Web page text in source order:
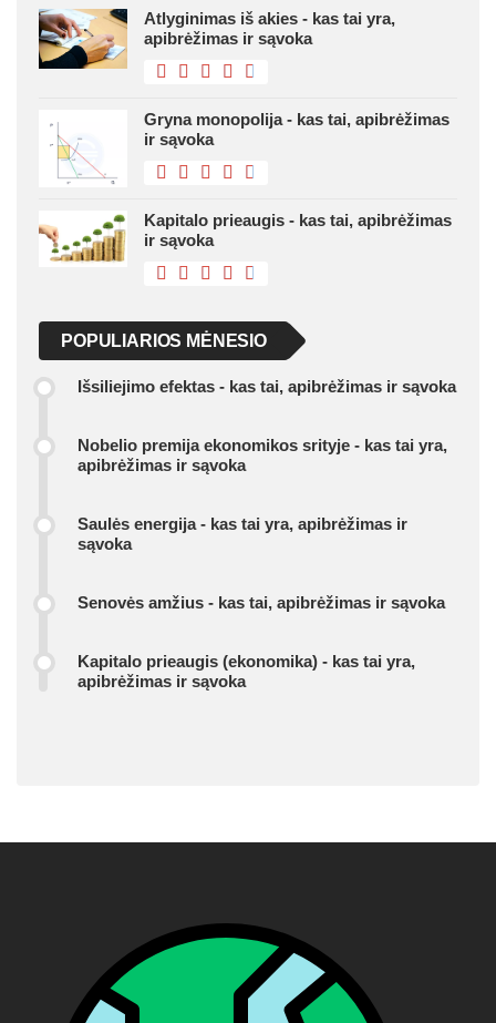
Atlyginimas iš akies - kas tai yra,
apibrėžimas ir sąvoka
Gryna monopolija - kas tai, apibrėžimas
ir sąvoka
Kapitalo prieaugis - kas tai, apibrėžimas
ir sąvoka
POPULIARIOS MĖNESIO
Išsiliejimo efektas - kas tai, apibrėžimas ir sąvoka
Nobelio premija ekonomikos srityje - kas tai yra,
apibrėžimas ir sąvoka
Saulės energija - kas tai yra, apibrėžimas ir
sąvoka
Senovės amžius - kas tai, apibrėžimas ir sąvoka
Kapitalo prieaugis (ekonomika) - kas tai yra,
apibrėžimas ir sąvoka